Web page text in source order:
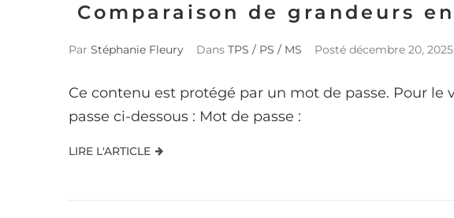
Comparaison de grandeurs
Par Stéphanie Fleury Dans TPS / PS / MS Posté décembre 20, 2025
Ce contenu est protégé par un mot de passe. Pour le
passe ci-dessous : Mot de passe :
LIRE L'ARTICLE